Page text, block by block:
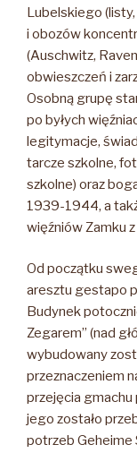
Lubelskiego
i obozów
(Auschwitz,
obwieszczeń i
Osobną grupę
po byłych
legitymacje,
tarcze szkolne,
szkolne) oraz
1939-1944, a
więźniów Zamku
Od początku
aresztu gestapo
Budynek
Zegarem” (nad
wybudowany
przeznaczeniem
przejęcia
jego zostało
potrzeb Geheime